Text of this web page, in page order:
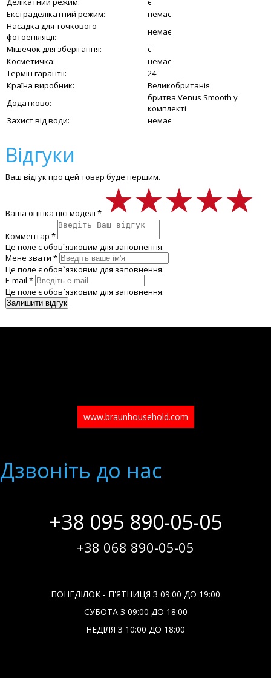
Екстраделікатний режим:
немає
Насадка для точкового
фотоепіляції:
немає
Мішечок для зберігання:
є
Косметичка:
немає
Термін гарантії:
24
Країна виробник:
Великобританія
Додатково:
бритва Venus Smooth у
комплекті
Захист від води:
немає
Відгуки
Ваш відгук про цей товар буде першим.
Ваша оцінка цієї моделі * ★★★★★
★★★★★
★★★★★
Комментар *
Це поле є обов`язковим для заповнення.
Мене звати *
Це поле є обов`язковим для заповнення.
E-mail *
Це поле є обов`язковим для заповнення.
www.braunhousehold.com
Дзвонiть до нас
+38 095 890-05-05
+38 068 890-05-05
ПОНЕДІЛОК - П'ЯТНИЦЯ З 09:00 ДО 19:00
СУБОТА З 09:00 ДО 18:00
НЕДІЛЯ З 10:00 ДО 18:00